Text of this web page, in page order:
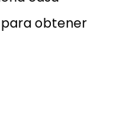
obtener